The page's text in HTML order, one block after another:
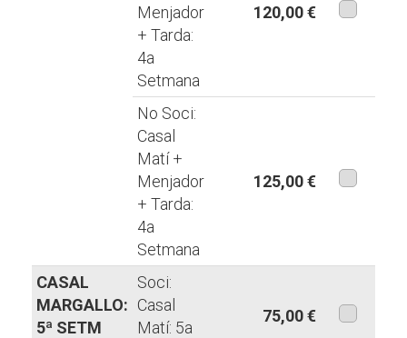
Menjador
+ Tarda:
4a
Setmana
120,00 €
No Soci:
Casal
Matí +
Menjador
+ Tarda:
4a
Setmana
125,00 €
CASAL
MARGALLO:
5ª SETM
Soci:
Casal
Matí: 5a
75,00 €